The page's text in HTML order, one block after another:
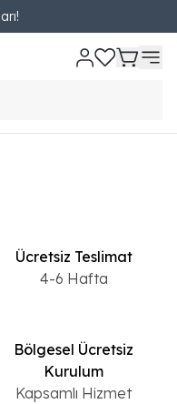
Ücretsiz Teslimat
4-6 Hafta
Bölgesel Ücretsiz
Kurulum
Kapsamlı Hizmet